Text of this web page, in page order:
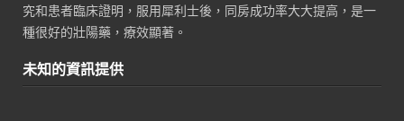
究和患者臨床證明，服用犀利士後，同房成功率大大提高，是一
種很好的壯陽藥，療效顯著。
未知的資訊提供